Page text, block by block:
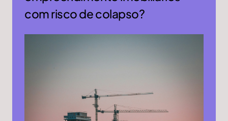
com risco de colapso?